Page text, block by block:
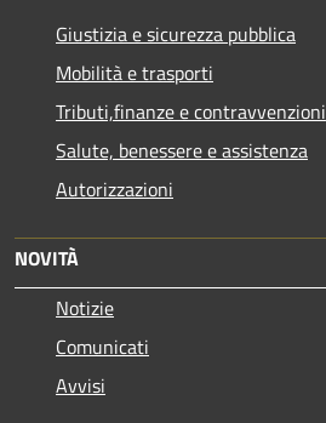
Giustizia e sicurezza pubblica
Mobilità e trasporti
Tributi,finanze e contravvenzioni
Salute, benessere e assistenza
Autorizzazioni
NOVITÀ
Notizie
Comunicati
Avvisi